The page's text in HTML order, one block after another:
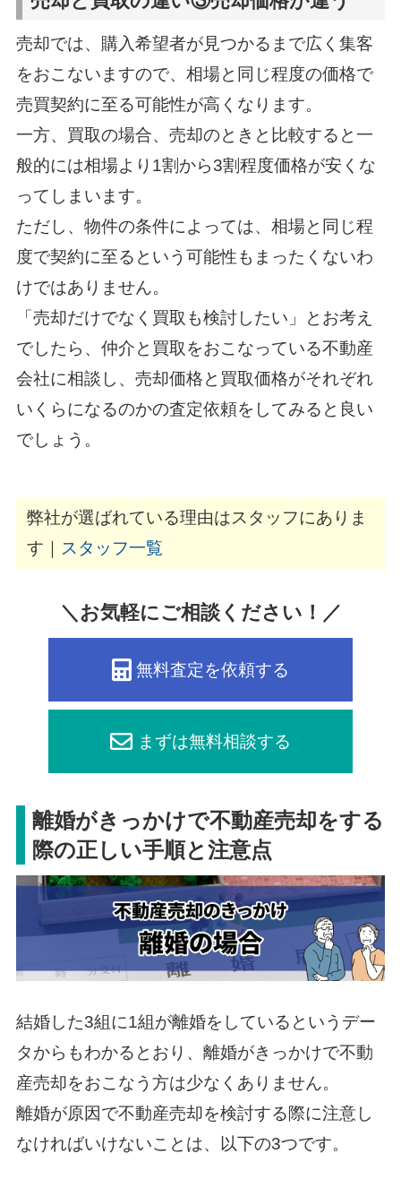
売却では、購入希望者が見つかるまで広く集客
をおこないますので、相場と同じ程度の価格で
売買契約に至る可能性が高くなります。
一方、買取の場合、売却のときと比較すると一
般的には相場より1割から3割程度価格が安くな
ってしまいます。
ただし、物件の条件によっては、相場と同じ程
度で契約に至るという可能性もまったくないわ
けではありません。
「売却だけでなく買取も検討したい」とお考え
でしたら、仲介と買取をおこなっている不動産
会社に相談し、売却価格と買取価格がそれぞれ
いくらになるのかの査定依頼をしてみると良い
でしょう。
弊社が選ばれている理由はスタッフにありま
す｜ スタッフ一覧
＼お気軽にご相談ください！／
無料査定を依頼する
まずは無料相談する
離婚がきっかけで不動産売却をする
際の正しい手順と注意点
結婚した3組に1組が離婚をしているというデー
タからもわかるとおり、離婚がきっかけで不動
産売却をおこなう方は少なくありません。
離婚が原因で不動産売却を検討する際に注意し
なければいけないことは、以下の3つです。